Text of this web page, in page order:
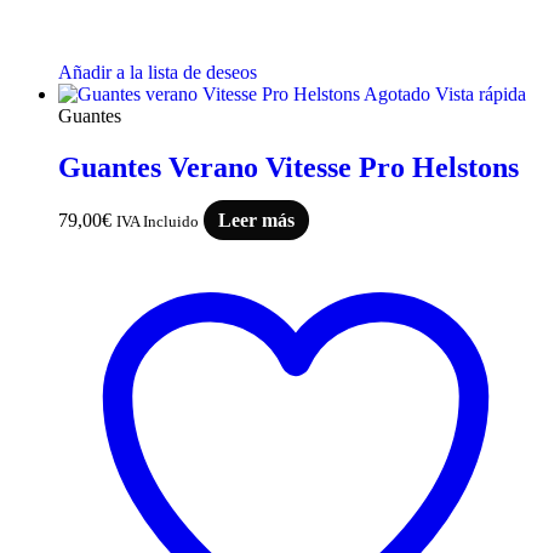
Añadir a la lista de deseos
Agotado Vista rápida
Guantes
Guantes Verano Vitesse Pro Helstons
79,00€ IVA Incluido Leer más